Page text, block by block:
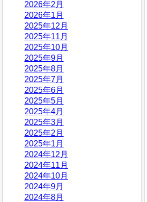
2026年2月
2026年1月
2025年12月
2025年11月
2025年10月
2025年9月
2025年8月
2025年7月
2025年6月
2025年5月
2025年4月
2025年3月
2025年2月
2025年1月
2024年12月
2024年11月
2024年10月
2024年9月
2024年8月